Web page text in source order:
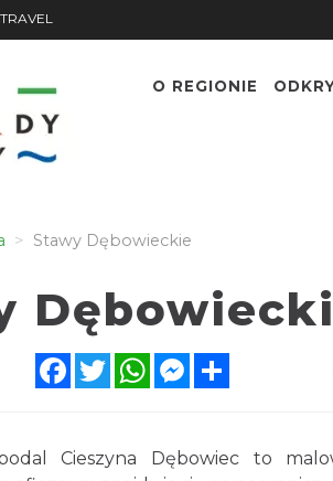
TRAVEL
O REGIONIE
Stawy Dębowieckie
FacebookTwitterWhatsAppMessenger
Cieszyna Dębowiec to